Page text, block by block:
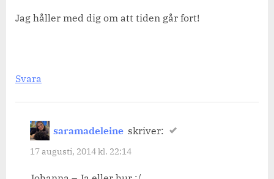
Jag håller med dig om att tiden går fort!
Svara
saramadeleine skriver:
17 augusti, 2014 kl. 22:14